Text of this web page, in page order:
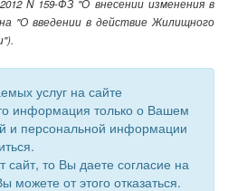
N 159-ФЗ "О внесении изменения в
"О введении в действие Жилищного
услуг на сайте
информация только о Вашем
и персональной информации
сайт, то Вы даете согласие на
можете от этого отказаться.